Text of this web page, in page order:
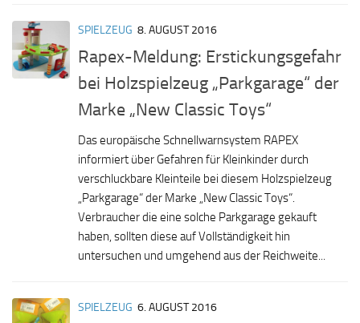
SPIELZEUG 8. AUGUST 2016
Rapex-Meldung: Erstickungsgefahr
bei Holzspielzeug „Parkgarage“ der
Marke „New Classic Toys“
Das europäische Schnellwarnsystem RAPEX
informiert über Gefahren für Kleinkinder durch
verschluckbare Kleinteile bei diesem Holzspielzeug
„Parkgarage“ der Marke „New Classic Toys“.
Verbraucher die eine solche Parkgarage gekauft
haben, sollten diese auf Vollständigkeit hin
untersuchen und umgehend aus der Reichweite...
SPIELZEUG 6. AUGUST 2016